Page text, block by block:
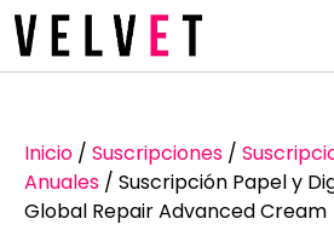
Inicio / Suscripciones /
Anuales / Suscripción Papel y
Global Repair Advanced Cream